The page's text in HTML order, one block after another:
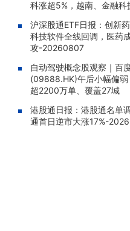
6%，成交126.86亿港元
08-07 15:13 |南方两倍做
08-07 15:10 |GlobalX金融
59%，报38.380港元
科涨超5%，越南、金融
沪深股通ETF日报：创新
科技软件全线回调，医药
攻-20260807
自动驾驶概念股观察｜百
(09888.HK)午后小幅偏
超2200万单、覆盖27城
港股通日报：港股通名单
通首日逆市大涨17%-